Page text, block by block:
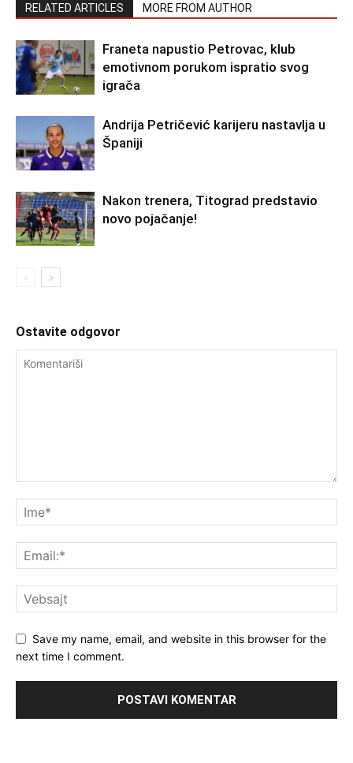
RELATED ARTICLES MORE FROM AUTHOR
Franeta napustio Petrovac, klub
emotivnom porukom ispratio svog
igrača
Andrija Petričević karijeru nastavlja u
Španiji
Nakon trenera, Titograd predstavio
novo pojačanje!
Ostavite odgovor
Save my name, email, and website in this browser for the
next time I comment.